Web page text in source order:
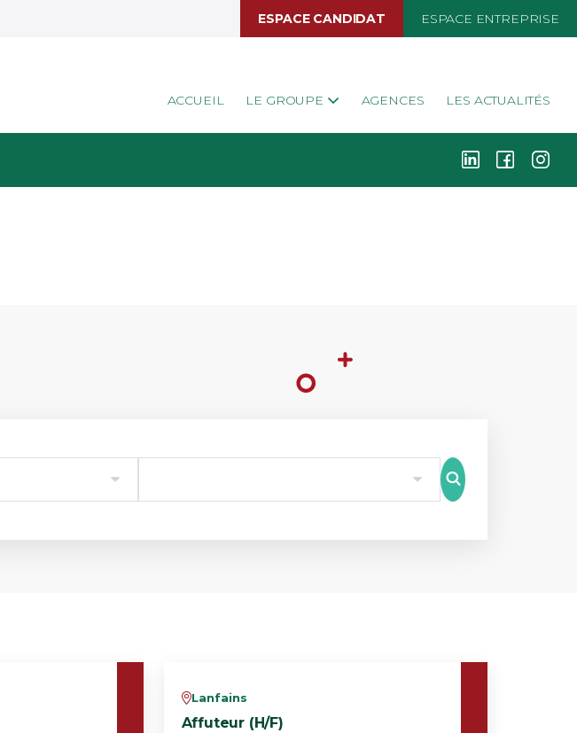
ESPACE CANDIDAT ESPACE ENTREPRISE
ACCUEIL LE GROUPE AGENCES LES ACTUALITÉS
k i j
8
vLanfains
Affuteur (H/F)